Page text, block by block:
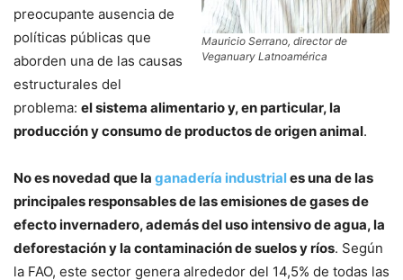
Mauricio Serrano, director de
Veganuary Latnoamérica
preocupante ausencia de
políticas públicas que
aborden una de las causas
estructurales del
problema: el sistema alimentario y, en particular, la
producción y consumo de productos de origen animal.
No es novedad que la ganadería industriales una de las
principales responsables de las emisiones de gases de
efecto invernadero, además del uso intensivo de agua, la
deforestación y la contaminación de suelos y ríos. Según
la FAO, este sector genera alrededor del 14,5% de todas las